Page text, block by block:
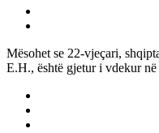
Mësohet se 22-vjeçari,
E.H., është gjetur i vdekur